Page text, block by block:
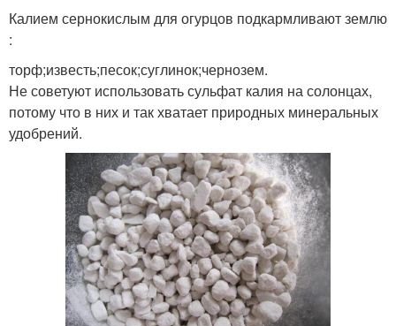
Калием сернокислым для огурцов подкармливают землю
:
торф;известь;песок;суглинок;чернозем.
Не советуют использовать сульфат калия на солонцах,
потому что в них и так хватает природных минеральных
удобрений.